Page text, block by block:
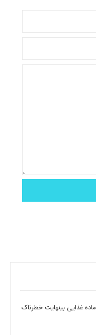
مصرف بیش از حد این 8 ماده غذایی بینهایت خطرناک